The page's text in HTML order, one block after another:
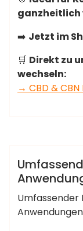
ganzheitlich
➡️ Jetzt im
🛒 Direkt zu
wechseln:
→ CBD &
Anleitungen
Umfassender